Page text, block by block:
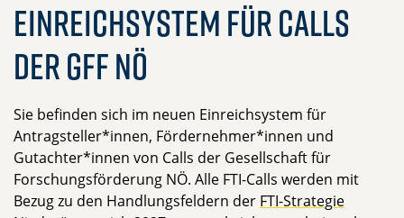
Einreichsystem für Calls
der GFF NÖ
Sie befinden sich im neuen Einreichsystem für
Antragsteller*innen, Fördernehmer*innen und
Gutachter*innen von Calls der Gesellschaft für
Forschungsförderung NÖ. Alle FTI-Calls werden mit
Bezug zu den Handlungsfeldern der FTI-Strategie